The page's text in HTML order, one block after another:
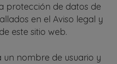
protección de datos de
en el Aviso legal y
este sitio web.
un nombre de usuario y